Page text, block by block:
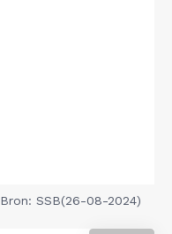
Bron: SSB(26-08-2024)